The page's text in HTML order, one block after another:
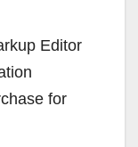
Editor
for